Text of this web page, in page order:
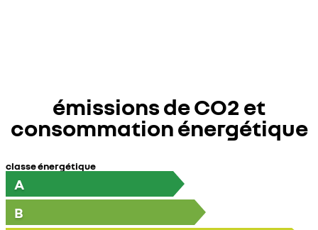
émissions de CO2 et
consommation énergétique
classe énergétique
A
B